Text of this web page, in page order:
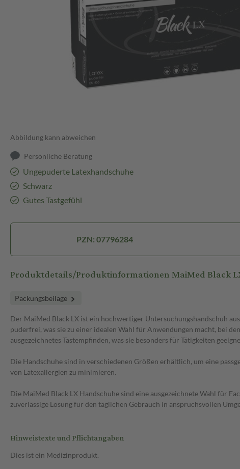
Abbildung kann abweichen
Persönliche Beratung
Ungepuderte Latexhandschuhe
Schwarz
Gutes Tastgefühl
PZN: 07796284
Produktdetails/Produktinformationen MaiMed Black
Packungsbeilage
Der MaiMed Black LX ist ein hochwertiger Untersuchungshandschuh
puderfrei, was sie zu einer idealen Wahl für Anwendungen macht, bei
ausgezeichnetes Tastempfinden, was sie besonders für Tätigkeiten
Die Handschuhe sind in verschiedenen Größen erhältlich, um eine
von Latexallergien zu minimieren.
Die MaiMed Black LX Handschuhe sind eine ausgezeichnete Wahl für
zuverlässige Lösung für den täglichen Gebrauch in anspruchsvollen
Hinweistexte und Pflichtangaben
Dies ist ein Medizinprodukt.